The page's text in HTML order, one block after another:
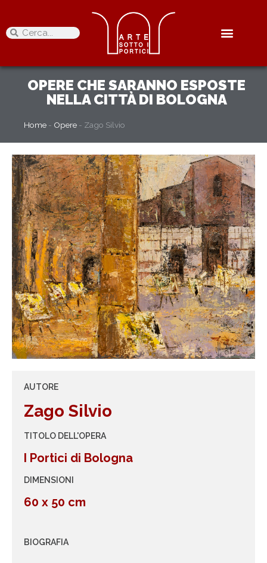
OPERE CHE SARANNO ESPOSTE
NELLA CITTÀ DI BOLOGNA
Home - Opere - Zago Silvio
AUTORE
Zago Silvio
TITOLO DELL'OPERA
I Portici di Bologna
DIMENSIONI
60 x 50 cm
BIOGRAFIA